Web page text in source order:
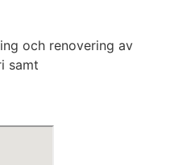
och renovering av
samt